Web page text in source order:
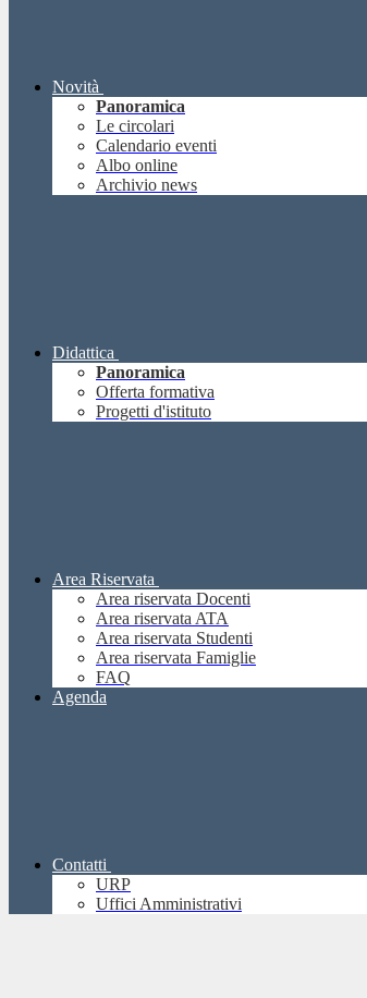
Novità
Panoramica
Le circolari
Calendario eventi
Albo online
Archivio news
Didattica
Panoramica
Offerta formativa
Progetti d'istituto
Area Riservata
Area riservata Docenti
Area riservata ATA
Area riservata Studenti
Area riservata Famiglie
FAQ
Agenda
Contatti
URP
Uffici Amministrativi